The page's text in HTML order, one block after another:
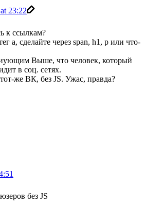
23:22
к ссылкам?
a, сделайте через span, h1, p или что-
Выше, что человек, который
в соц. сетях.
же ВК, без JS. Ужас, правда?
без JS